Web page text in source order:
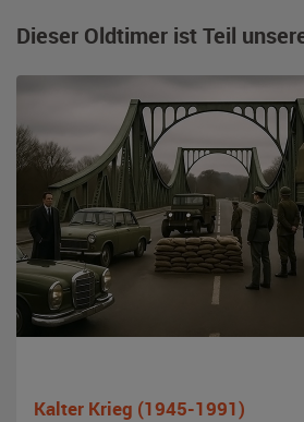
Dieser Oldtimer ist Teil
Kalter Krieg (1945-1991)